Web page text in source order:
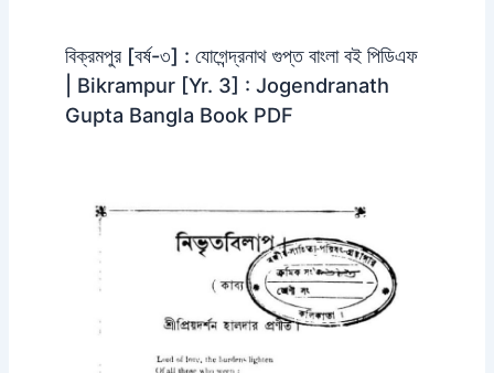
বিক্রমপুর [বর্ষ-৩] : যোগেন্দ্রনাথ গুপ্ত বাংলা বই পিডিএফ
| Bikrampur [Yr. 3] : Jogendranath
Gupta Bangla Book PDF